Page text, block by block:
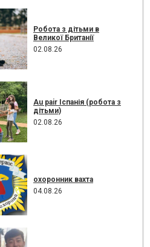
Робота з дітьми в
Великої Британії
02.08.26
Au pair Іспанія (робота з
дітьми)
02.08.26
охоронник вахта
04.08.26